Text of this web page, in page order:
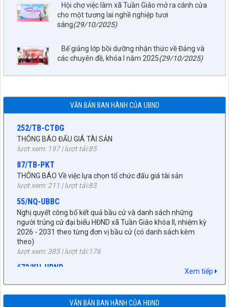
Hội chợ việc làm xã Tuần Giáo mở ra cánh cửa
cho một tương lai nghề nghiệp tươi
sáng(29/10/2025)
Bế giảng lớp bồi dưỡng nhận thức về Đảng và
các chuyên đề, khóa I năm 2025(29/10/2025)
VĂN BẢN BAN HÀNH CỦA UBND
Về việc đăng tải lên trên Cổng thông tin điện tử của UBND xã
Tuần Giáo công khai dự thảo phương án bồi thường, hỗ trợ
(đợt 6)công trình: Hồ bản phủ thuộc dự án cụm Hồbản Phủ -
lượt xem: 48 | lượt tải:36
1872/KH-UBND
lượt xem: 197 | lượt tải:85
87/TB-PKT
THÔNG BÁO Về việc lựa chọn tổ chức đấu giá tài sản
lượt xem: 211 | lượt tải:83
55/NQ-UBBC
Nghị quyết công bố kết quả bầu cử và danh sách những
người trúng cử đại biểu HĐND xã Tuần Giáo khóa II, nhiệm kỳ
2026 - 2031 theo từng đơn vị bầu cử (có danh sách kèm
theo)
lượt xem: 385 | lượt tải:176
672/KH-UBND
KẾ HOẠCH tháng 3 năm 2026 Đấu giá quyền sử dụng đất, để
giao đất có thu tiền sử dụng đất thông qua hình thức đấu giá
lượt xem: 273 | lượt tải:252
Xem tiếp
VĂN BẢN BAN HÀNH CỦA HĐND
27/NQ-HĐND
Về chủ trương sắp xếp đơn vị hành chính cấp xã trên địa bàn
huyện Tuần Giáo, tỉnh Điện Biên (gửi bản kèm Biên Bản kỳ
họp HĐND)
lượt xem: 1526 | lượt tải:963
XXI, nhiệm kỳ 2021-2026